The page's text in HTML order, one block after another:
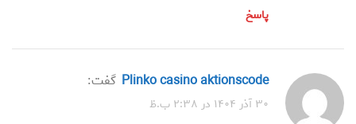
پاسخ
plinko casino aktionscode گفت:
۳۰ آذر ۱۴۰۴ در ۲:۳۸ ب.ظ